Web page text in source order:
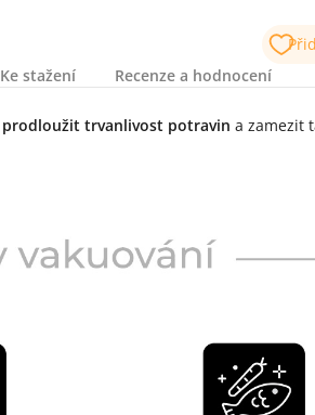
Ke stažení Recenze a hodnocení
prodloužit trvanlivost potravin a zamezit